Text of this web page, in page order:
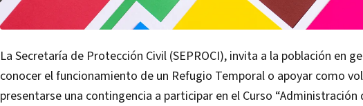
La Secretaría de Protección Civil (SEPROCI), invita a la población en
conocer el funcionamiento de un Refugio Temporal o apoyar como
presentarse una contingencia a participar en el Curso “Administración